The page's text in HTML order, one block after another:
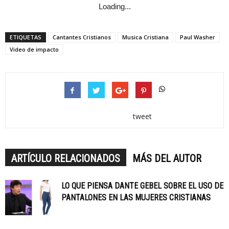
Loading...
ETIQUETAS Cantantes Cristianos Musica Cristiana
Paul Washer
Video de impacto
tweet
ARTÍCULO RELACIONADOS MÁS DEL AUTOR
LO QUE PIENSA DANTE GEBEL SOBRE EL USO DE
PANTALONES EN LAS MUJERES CRISTIANAS